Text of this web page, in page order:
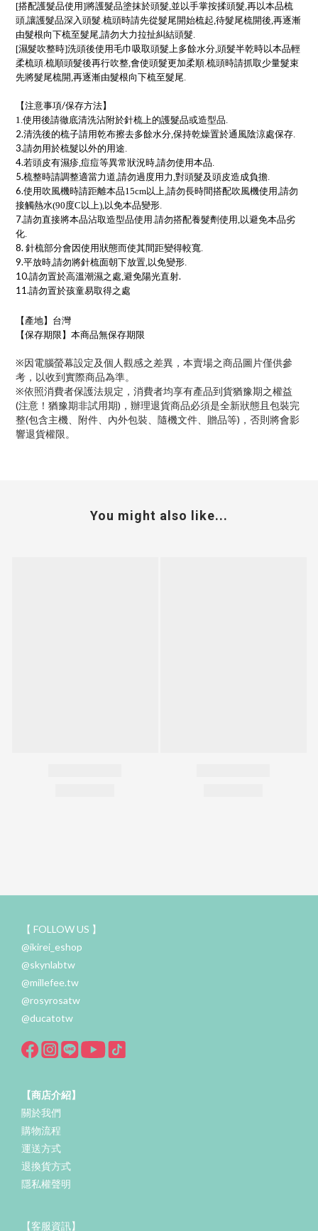
[搭配護髮品使用]將護髮品塗抹於頭髮,並以手掌按揉頭髮,再以本品梳
頭,讓護髮品深入頭髮.梳頭時請先從髮尾開始梳起,待髮尾梳開後,再逐漸
由髮根向下梳至髮尾,請勿大力拉扯糾結頭髮.
[濕髮吹整時]洗頭後使用毛巾吸取頭髮上多餘水分,頭髮半乾時以本品輕
柔梳頭.梳順頭髮後再行吹整,會使頭髮更加柔順.梳頭時請抓取少量髮束
先將髮尾梳開,再逐漸由髮根向下梳至髮尾.
【注意事項/保存方法】
1.使用後請徹底清洗沾附於針梳上的護髮品或造型品.
2.清洗後的梳子請用乾布擦去多餘水分,保持乾燥置於通風陰涼處保存.
3.請勿用於梳髮以外的用途.
4.若頭皮有濕疹,痘痘等異常狀況時,請勿使用本品.
5.梳整時請調整適當力道,請勿過度用力,對頭髮及頭皮造成負擔.
6.使用吹風機時請距離本品15cm以上,請勿長時間搭配吹風機使用,請勿
接觸熱水(90度C以上),以免本品變形.
7.請勿直接將本品沾取造型品使用.請勿搭配養髮劑使用,以避免本品劣
化.
8. 針梳部分會因使用狀態而使其間距變得較寬.
9.平放時,請勿將針梳面朝下放置,以免變形.
10.請勿置於高溫潮濕之處,避免陽光直射.
11.請勿置於孩童易取得之處
【產地】台灣
【保存期限】本商品無保存期限
※因電腦螢幕設定及個人觀感之差異，本賣場之商品圖片僅供參
考，以收到實際商品為準。
※依照消費者保護法規定，消費者均享有產品到貨猶豫期之權益
(注意！猶豫期非試用期)，辦理退貨商品必須是全新狀態且包裝完
整(包含主機、附件、內外包裝、隨機文件、贈品等)，否則將會影
響退貨權限。
You might also like...
【 FOLLOW US 】
@ikirei_eshop
@skynlabtw
@millefee.tw
@rosyrosatw
@ducatotw
【商店介紹】
關於我們
購物流程
運送方式
退換貨方式
隱私權聲明
【客服資訊】